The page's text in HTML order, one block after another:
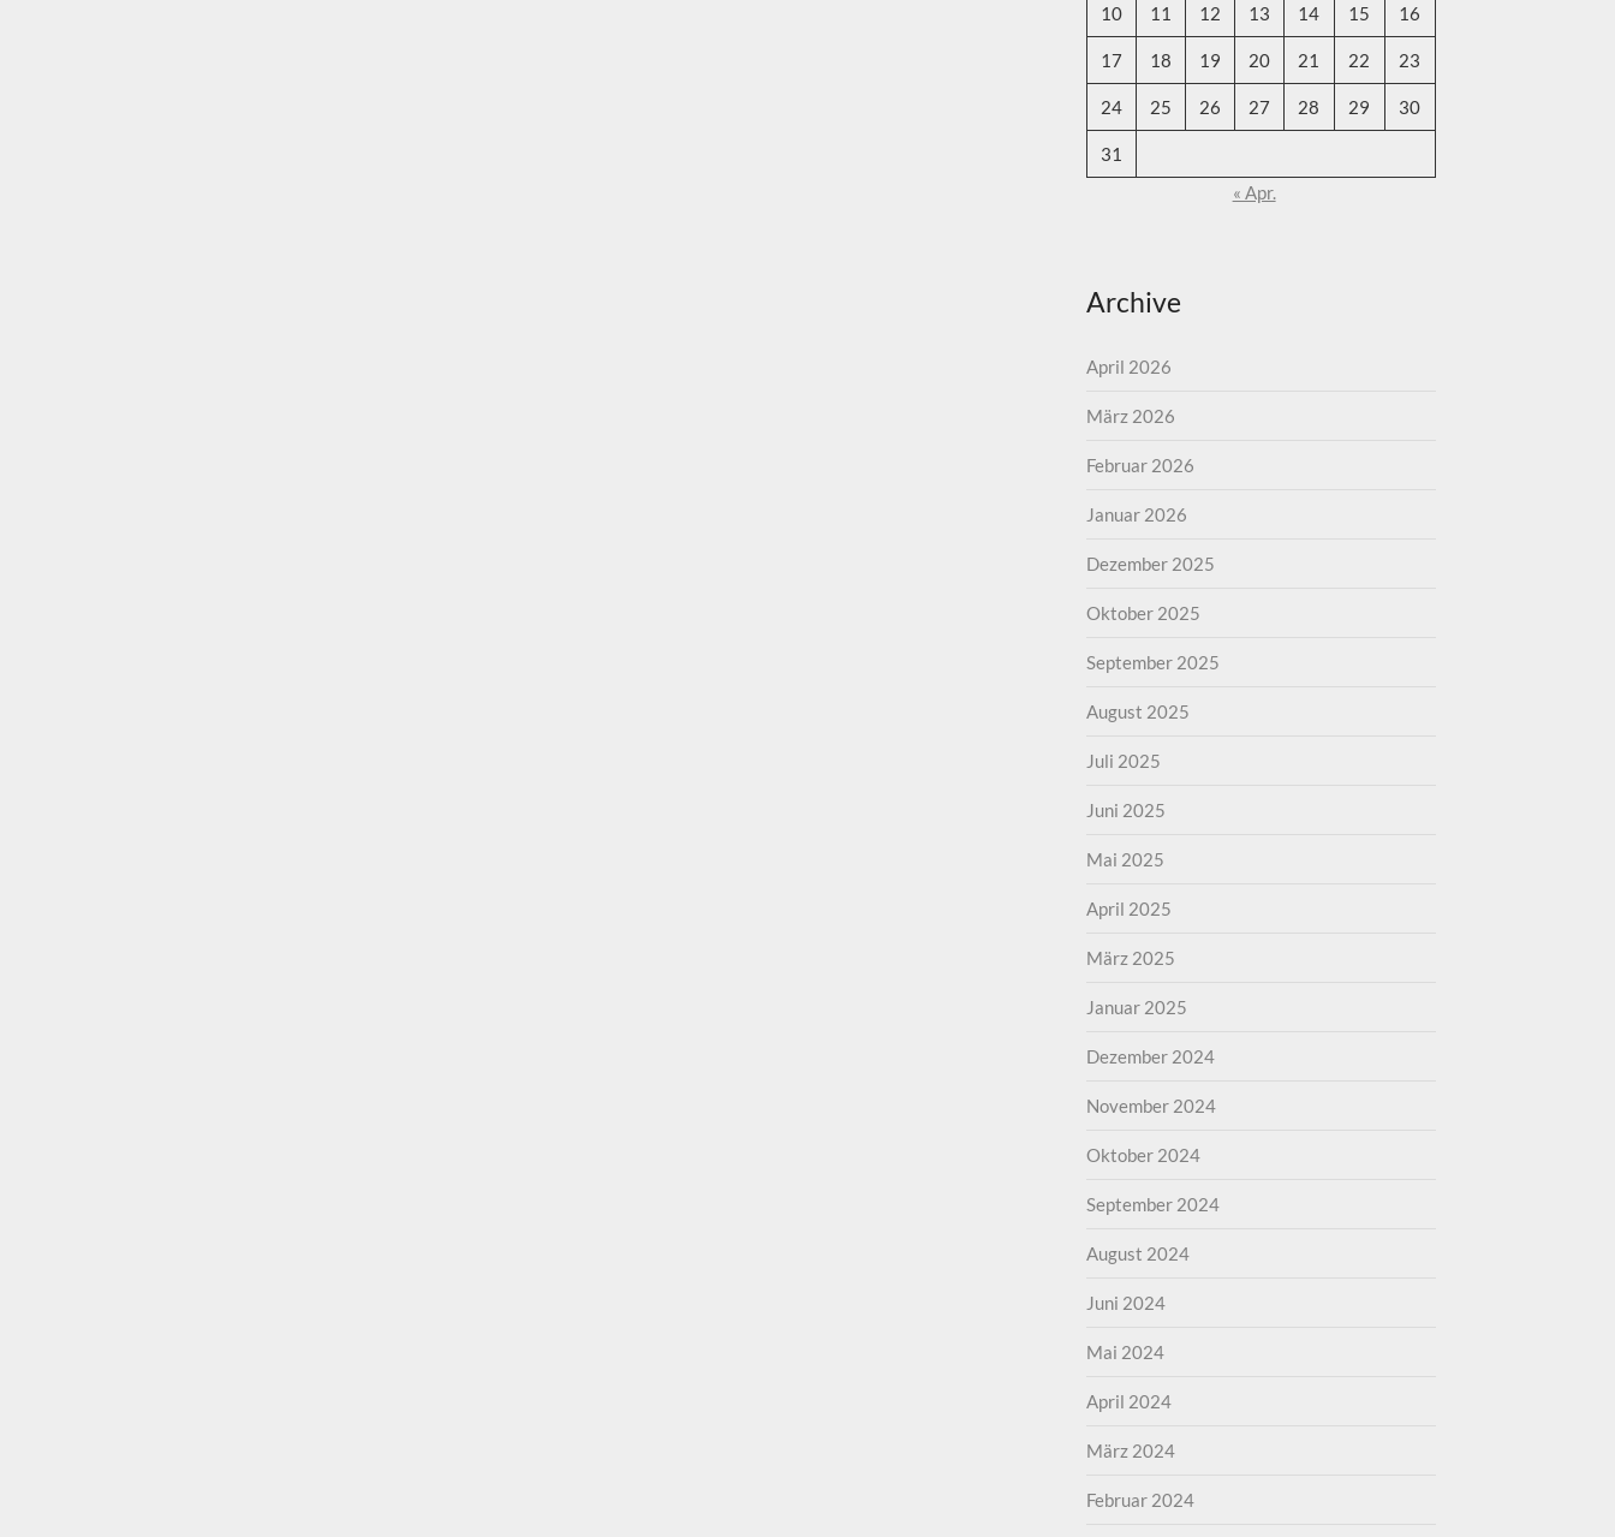
10 11 12 13 14 15 16
17 18 19 20 21 22 23
24 25 26 27 28 29 30
31
« Apr.
Archive
April 2026
März 2026
Februar 2026
Januar 2026
Dezember 2025
Oktober 2025
September 2025
August 2025
Juli 2025
Juni 2025
Mai 2025
April 2025
März 2025
Januar 2025
Dezember 2024
November 2024
Oktober 2024
September 2024
August 2024
Juni 2024
Mai 2024
April 2024
März 2024
Februar 2024